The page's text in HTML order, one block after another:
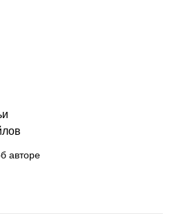
авторе